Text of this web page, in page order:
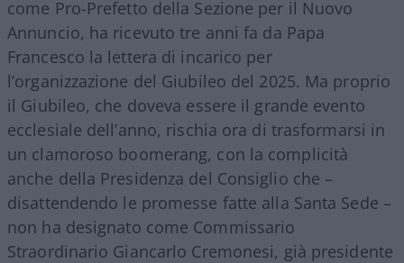
come Pro-Prefetto della Sezione per il Nuovo
Annuncio, ha ricevuto tre anni fa da Papa
Francesco la lettera di incarico per
l’organizzazione del Giubileo del 2025. Ma proprio
il Giubileo, che doveva essere il grande evento
ecclesiale dell’anno, rischia ora di trasformarsi in
un clamoroso boomerang, con la complicità
anche della Presidenza del Consiglio che –
disattendendo le promesse fatte alla Santa Sede –
non ha designato come Commissario
Straordinario Giancarlo Cremonesi, già presidente